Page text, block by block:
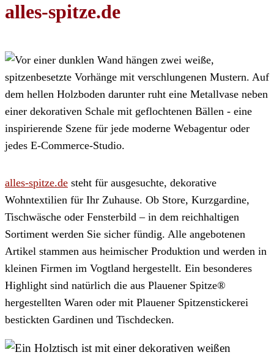
alles-spitze.de
alles-spitze.de steht für ausgesuchte, dekorative
Wohntextilien für Ihr Zuhause. Ob Store, Kurzgardine,
Tischwäsche oder Fensterbild – in dem reichhaltigen
Sortiment werden Sie sicher fündig. Alle angebotenen
Artikel stammen aus heimischer Produktion und werden in
kleinen Firmen im Vogtland hergestellt. Ein besonderes
Highlight sind natürlich die aus Plauener Spitze®
hergestellten Waren oder mit Plauener Spitzenstickerei
bestickten Gardinen und Tischdecken.